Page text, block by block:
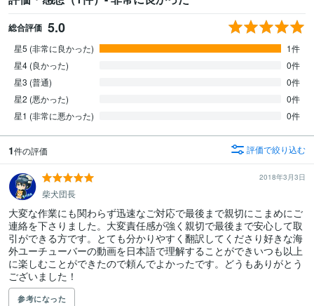
総合評価 5.0
星5 (非常に良かった)
1件
星4 (良かった)
0件
星3 (普通)
0件
星2 (悪かった)
0件
星1 (非常に悪かった)
0件
1件の評価 評価で絞り込む
2018年3月3日
柴犬団長
大変な作業にも関わらず迅速なご対応で最後まで親切にこまめにご
連絡を下さりました。大変責任感が強く親切で最後まで安心して取
引ができる方です。とても分かりやすく翻訳してくださり好きな海
外ユーチューバーの動画を日本語で理解することができいつも以上
に楽しむことができたので頼んでよかったです。どうもありがとう
ございました！
参考になった